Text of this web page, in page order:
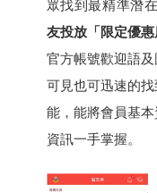
眾找到最精準潛
友投放「限定優惠
官方帳號歡迎語
可見也可迅速的
能，能將會員基
資訊一手掌握。